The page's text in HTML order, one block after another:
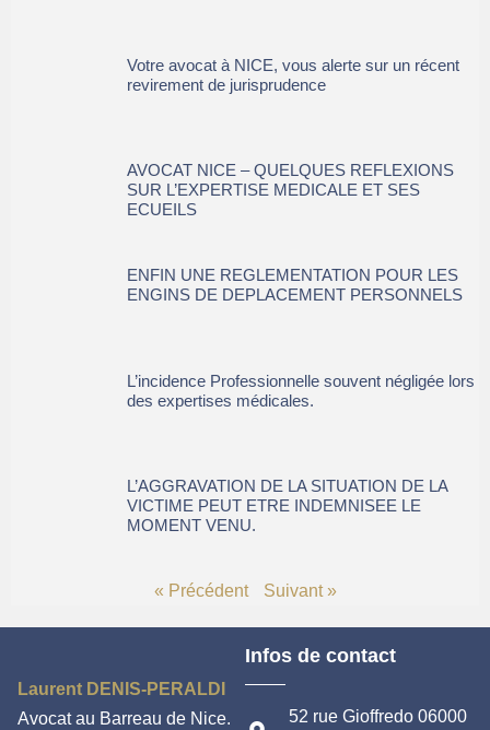
Votre avocat à NICE, vous alerte sur un récent
revirement de jurisprudence
AVOCAT NICE – QUELQUES REFLEXIONS
SUR L’EXPERTISE MEDICALE ET SES
ECUEILS
ENFIN UNE REGLEMENTATION POUR LES
ENGINS DE DEPLACEMENT PERSONNELS
L’incidence Professionnelle souvent négligée lors
des expertises médicales.
L’AGGRAVATION DE LA SITUATION DE LA
VICTIME PEUT ETRE INDEMNISEE LE
MOMENT VENU.
« Précédent Suivant »
Laurent DENIS-PERALDI
Avocat au Barreau de Nice.
Infos de contact
52 rue Gioffredo 06000